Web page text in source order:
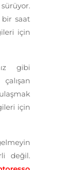
bir saat
için
gibi
için
değil.